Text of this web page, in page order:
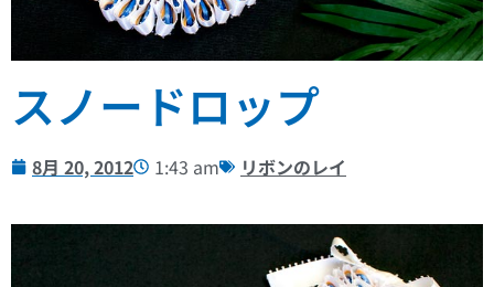
スノードロップ
8月 20, 2012 1:43 am リボンのレイ